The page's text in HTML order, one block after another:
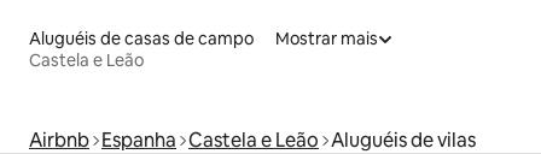
Aluguéis de casas de campo
Castela e Leão
Mostrar mais
Airbnb Espanha Castela e Leão Aluguéis de vilas